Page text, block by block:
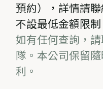
預約），詳情請
不設最低金額限制
如有任何查詢，
隊。本公司保留
利。